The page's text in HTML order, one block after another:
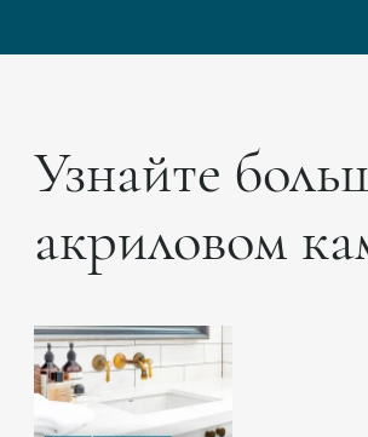
Узнайте
акриловом